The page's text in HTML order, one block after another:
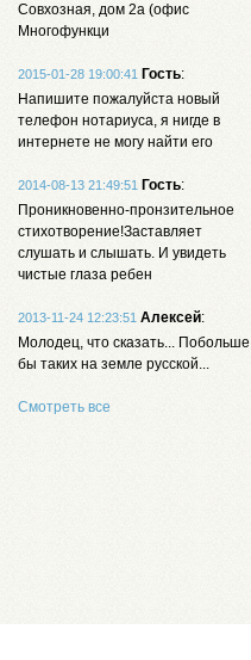
Совхозная, дом 2а (офис
Многофункци
2015-01-28 19:00:41 Гость:
Напишите пожалуйста новый
телефон нотариуса, я нигде в
интернете не могу найти его
2014-08-13 21:49:51 Гость:
Проникновенно-пронзительное
стихотворение!Заставляет
слушать и слышать. И увидеть
чистые глаза ребен
2013-11-24 12:23:51 Алексей:
Молодец, что сказать... Побольше
бы таких на земле русской...
Смотреть все